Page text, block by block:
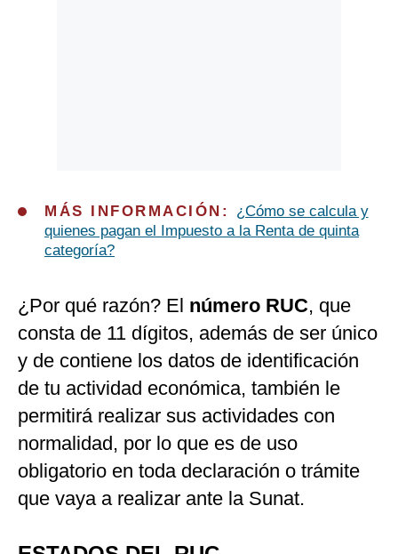
MÁS INFORMACIÓN: ¿Cómo se calcula y
quienes pagan el Impuesto a la Renta de quinta
categoría?
¿Por qué razón? El número RUC, que
consta de 11 dígitos, además de ser único
y de contiene los datos de identificación
de tu actividad económica, también le
permitirá realizar sus actividades con
normalidad, por lo que es de uso
obligatorio en toda declaración o trámite
que vaya a realizar ante la Sunat.